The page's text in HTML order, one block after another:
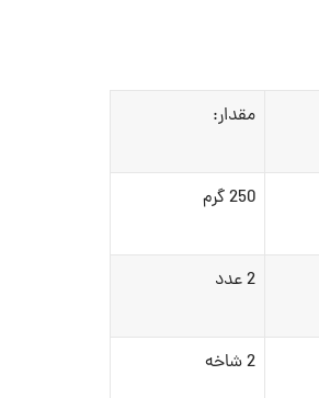
مقدار:
250 گرم
2 عدد
2 شاخه